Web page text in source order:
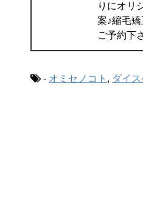
りにオリ
案♪縮毛
ご予約下
- オミセノコト , ダイス